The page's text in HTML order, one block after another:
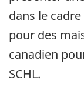
dans le
pour des
canadien
SCHL.